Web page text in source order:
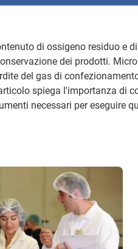
di ossigeno residuo e di
dei prodotti.
del gas di
spiega l'importanza di
necessari per eseguire